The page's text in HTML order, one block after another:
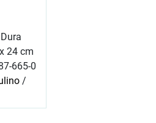
24 cm
665-0
/